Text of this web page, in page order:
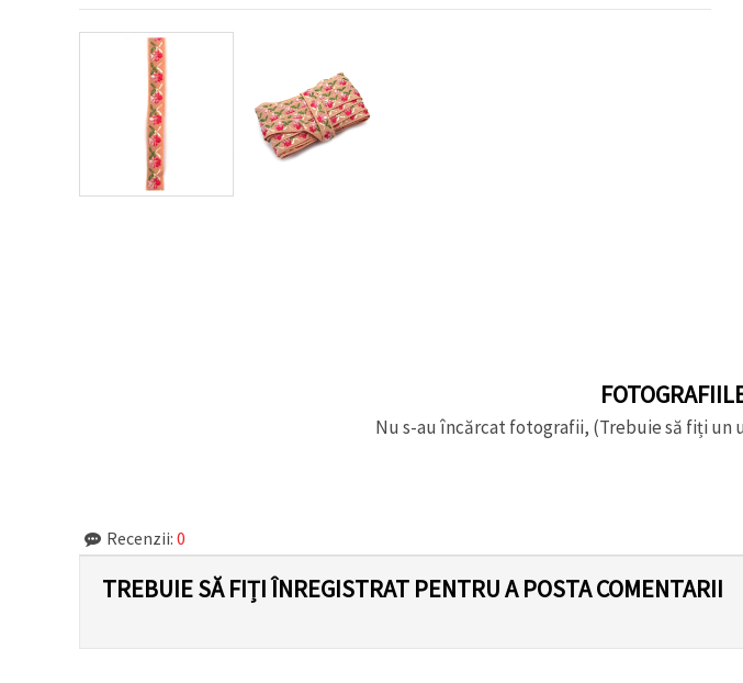
Nu s-au încărcat fotografii, (Trebuie să fiți
Recenzii: 0
TREBUIE SĂ FIȚI ÎNREGISTRAT PENTRU A POSTA COMENTARII